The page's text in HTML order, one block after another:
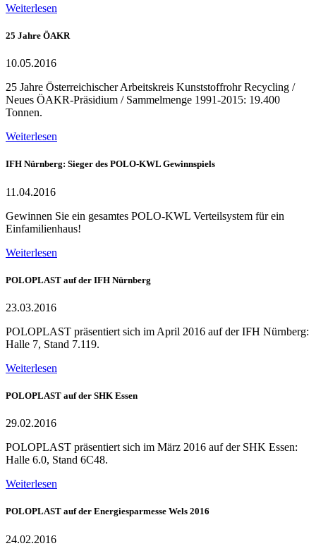
Weiterlesen
25 Jahre ÖAKR
10.05.2016
25 Jahre Österreichischer Arbeitskreis Kunststoffrohr Recycling /
Neues ÖAKR-Präsidium / Sammelmenge 1991-2015: 19.400
Tonnen.
Weiterlesen
IFH Nürnberg: Sieger des POLO-KWL Gewinnspiels
11.04.2016
Gewinnen Sie ein gesamtes POLO-KWL Verteilsystem für ein
Einfamilienhaus!
Weiterlesen
POLOPLAST auf der IFH Nürnberg
23.03.2016
POLOPLAST präsentiert sich im April 2016 auf der IFH Nürnberg:
Halle 7, Stand 7.119.
Weiterlesen
POLOPLAST auf der SHK Essen
29.02.2016
POLOPLAST präsentiert sich im März 2016 auf der SHK Essen:
Halle 6.0, Stand 6C48.
Weiterlesen
POLOPLAST auf der Energiesparmesse Wels 2016
24.02.2016